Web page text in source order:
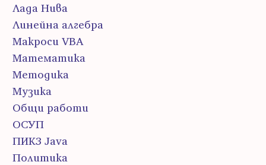
Лада Нива
Линейна алгебра
Макроси VBA
Математика
Методика
Музика
Общи работи
ОСУП
ПИК3 Java
Политика